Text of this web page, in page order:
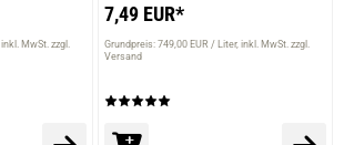
inkl. MwSt. zzgl.
7,49 EUR*
Grundpreis: 749,00 EUR / Liter inkl. MwSt. zzgl.
Versand